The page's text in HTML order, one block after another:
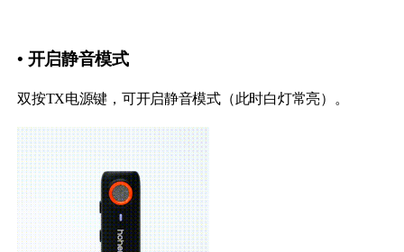
• 开启静音模式
双按TX电源键，可开启静音模式（此时白灯常亮）。